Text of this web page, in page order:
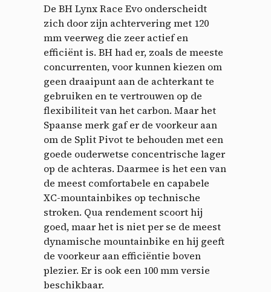
De BH Lynx Race Evo onderscheidt
zich door zijn achtervering met 120
mm veerweg die zeer actief en
efficiënt is. BH had er, zoals de meeste
concurrenten, voor kunnen kiezen om
geen draaipunt aan de achterkant te
gebruiken en te vertrouwen op de
flexibiliteit van het carbon. Maar het
Spaanse merk gaf er de voorkeur aan
om de Split Pivot te behouden met een
goede ouderwetse concentrische lager
op de achteras. Daarmee is het een van
de meest comfortabele en capabele
XC-mountainbikes op technische
stroken. Qua rendement scoort hij
goed, maar het is niet per se de meest
dynamische mountainbike en hij geeft
de voorkeur aan efficiëntie boven
plezier. Er is ook een 100 mm versie
beschikbaar.